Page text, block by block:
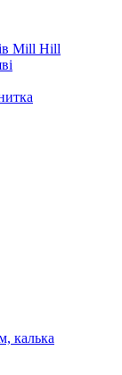
Mill Hill
калька